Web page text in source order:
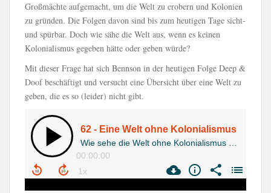
Großmächte aufgemacht, um die Welt zu erobern und Kolonien
zu gründen. Die Folgen davon sind bis zum heutigen Tage sicht-
und spürbar. Doch wie sähe die Welt aus, wenn es keinen
Kolonialismus gegeben hätte oder geben würde?
Mit dieser Frage hat sich Bennson in der heutigen Folge Deep &
Doof beschäftigt und versucht eine Übersicht über eine Welt zu
geben, die es so (leider) nicht gibt.